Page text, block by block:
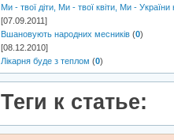
Ми - твої діти, Ми - твої квіти, Ми - України
[07.09.2011]
Вшановують народних месників (0)
[08.12.2010]
Лікарня буде з теплом (0)
Теги к статье: